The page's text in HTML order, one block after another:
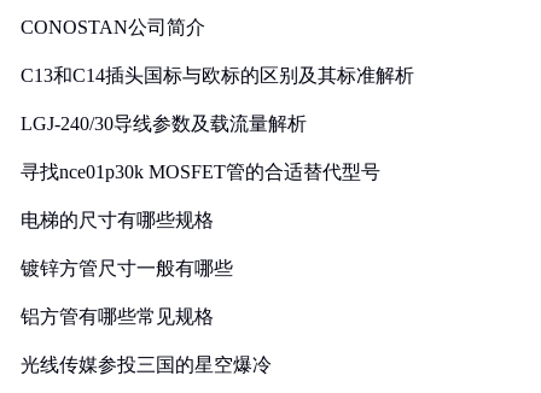
CONOSTAN公司简介
C13和C14插头国标与欧标的区别及其标准解析
LGJ-240/30导线参数及载流量解析
寻找nce01p30k MOSFET管的合适替代型号
电梯的尺寸有哪些规格
镀锌方管尺寸一般有哪些
铝方管有哪些常见规格
光线传媒参投三国的星空爆冷